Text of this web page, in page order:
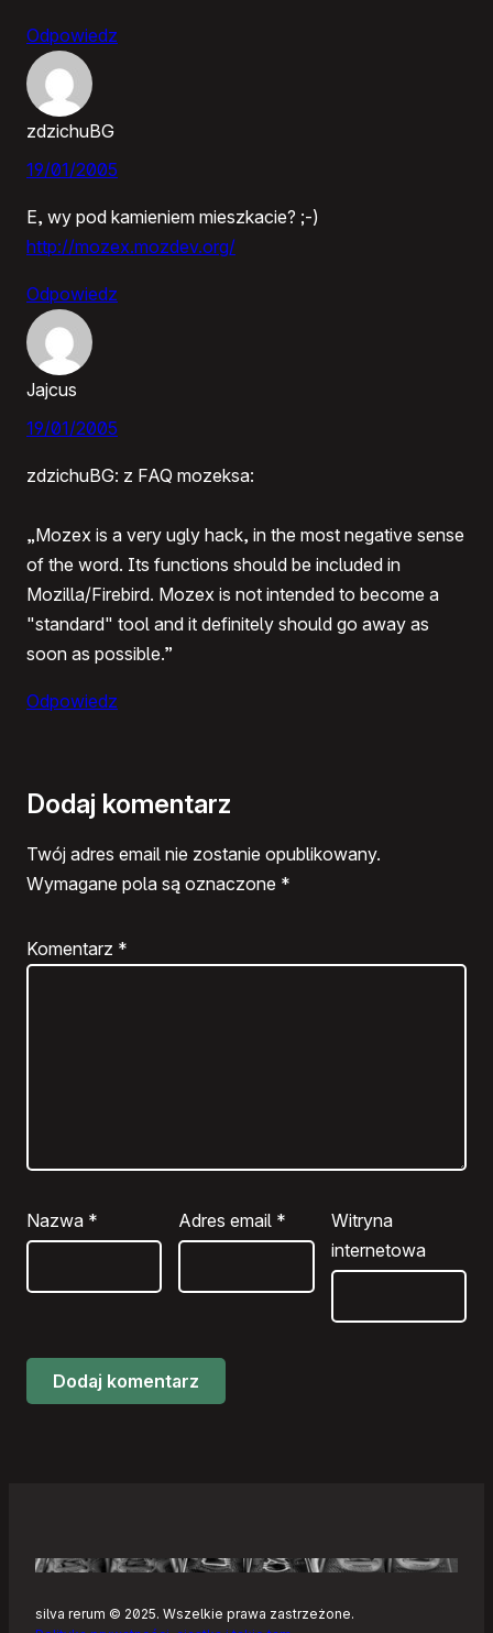
Odpowiedz
zdzichuBG
19/01/2005
E, wy pod kamieniem mieszkacie? ;-)
http://mozex.mozdev.org/
Odpowiedz
Jajcus
19/01/2005
zdzichuBG: z FAQ mozeksa:
„Mozex is a very ugly hack, in the most negative sense
of the word. Its functions should be included in
Mozilla/Firebird. Mozex is not intended to become a
"standard" tool and it definitely should go away as
soon as possible.”
Odpowiedz
Dodaj komentarz
Twój adres email nie zostanie opublikowany.
Wymagane pola są oznaczone *
Komentarz *
Nazwa * Adres email *
Witryna
internetowa
silva rerum © 2025. Wszelkie prawa zastrzeżone.